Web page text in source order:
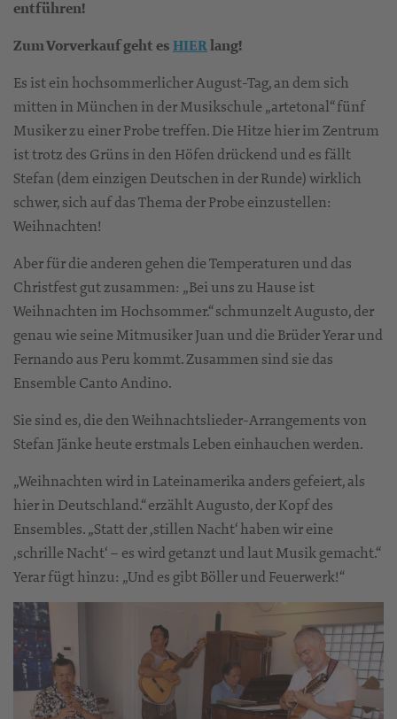
entführen!
Zum Vorverkauf geht esHIERlang!
Es ist ein hochsommerlicher August-Tag, an dem sich
mitten in München in der Musikschule „artetonal“ fünf
Musiker zu einer Probe treffen. Die Hitze hier im Zentrum
ist trotz des Grüns in den Höfen drückend und es fällt
Stefan (dem einzigen Deutschen in der Runde) wirklich
schwer, sich auf das Thema der Probe einzustellen:
Weihnachten!
Aber für die anderen gehen die Temperaturen und das
Christfest gut zusammen: „Bei uns zu Hause ist
Weihnachten im Hochsommer.“ schmunzelt Augusto, der
genau wie seine Mitmusiker Juan und die Brüder Yerar und
Fernando aus Peru kommt. Zusammen sind sie das
Ensemble Canto Andino.
Sie sind es, die den Weihnachtslieder-Arrangements von
Stefan Jänke heute erstmals Leben einhauchen werden.
„Weihnachten wird in Lateinamerika anders gefeiert, als
hier in Deutschland.“ erzählt Augusto, der Kopf des
Ensembles. „Statt der ,stillen Nacht‘ haben wir eine
,schrille Nacht‘ – es wird getanzt und laut Musik gemacht.“
Yerar fügt hinzu: „Und es gibt Böller und Feuerwerk!“